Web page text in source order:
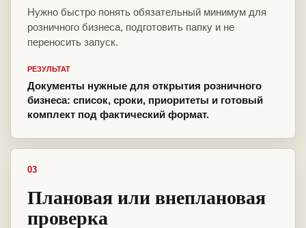
Нужно быстро понять обязательный минимум для
розничного бизнеса, подготовить папку и не
переносить запуск.
РЕЗУЛЬТАТ
Документы нужные для открытия розничного
бизнеса: список, сроки, приоритеты и готовый
комплект под фактический формат.
03
Плановая или внеплановая
проверка